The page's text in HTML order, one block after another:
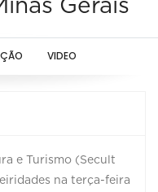
Gerais
VIDEO
e Turismo (Secult
na terça-feira